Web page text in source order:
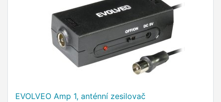
EVOLVEO Amp 1, anténní zesilovač